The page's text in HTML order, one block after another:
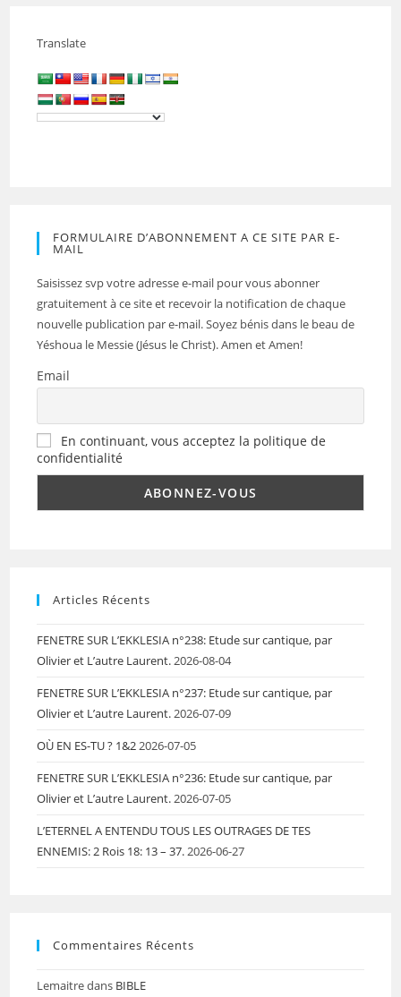
Translate
FORMULAIRE D’ABONNEMENT A CE SITE PAR E-
MAIL
Saisissez svp votre adresse e-mail pour vous abonner
gratuitement à ce site et recevoir la notification de chaque
nouvelle publication par e-mail. Soyez bénis dans le beau de
Yéshoua le Messie (Jésus le Christ). Amen et Amen!
Email
En continuant, vous acceptez la politique de
confidentialité
Articles Récents
FENETRE SUR L’EKKLESIA n°238: Etude sur cantique, par
Olivier et L’autre Laurent.2026-08-04
FENETRE SUR L’EKKLESIA n°237: Etude sur cantique, par
Olivier et L’autre Laurent.2026-07-09
OÙ EN ES-TU ? 1&22026-07-05
FENETRE SUR L’EKKLESIA n°236: Etude sur cantique, par
Olivier et L’autre Laurent.2026-07-05
L’ETERNEL A ENTENDU TOUS LES OUTRAGES DE TES
ENNEMIS: 2 Rois 18: 13 – 37.2026-06-27
Commentaires Récents
Lemaitredans BIBLE